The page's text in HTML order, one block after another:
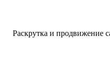
Раскрутка и продвижение